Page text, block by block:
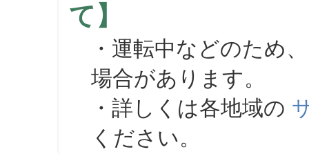
て】
・運転中などのため
場合があります。
・詳しくは各地域の
ください。